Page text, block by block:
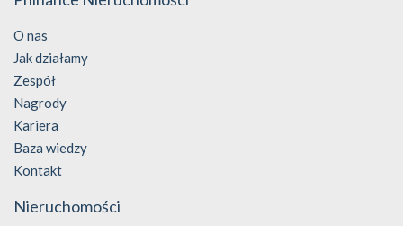
O nas
Jak działamy
Zespół
Nagrody
Kariera
Baza wiedzy
Kontakt
Nieruchomości